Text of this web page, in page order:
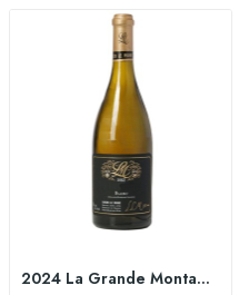
2024 La Grande Montagne Chassagne-Montrachet...